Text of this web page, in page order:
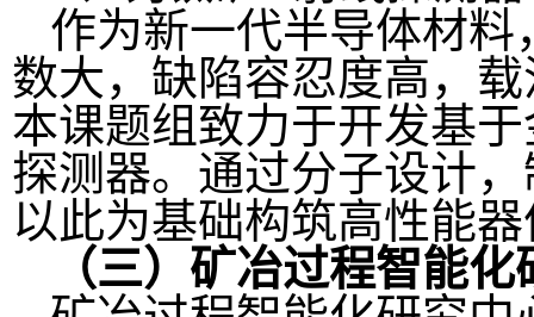
作为新一代半导体材
数大，缺陷容忍度高，
本课题组致力于开发基
探测器。通过分子设计
以此为基础构筑高性能
（三）矿冶过程智能